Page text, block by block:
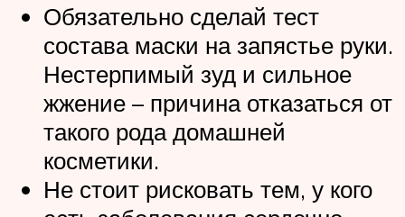
Обязательно сделай тест
состава маски на запястье руки.
Нестерпимый зуд и сильное
жжение – причина отказаться от
такого рода домашней
косметики.
Не стоит рисковать тем, у кого